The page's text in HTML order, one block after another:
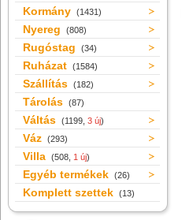
Kormány (1431)
Nyereg (808)
Rugóstag (34)
Ruházat (1584)
Szállítás (182)
Tárolás (87)
Váltás (1199, 3 új)
Váz (293)
Villa (508, 1 új)
Egyéb termékek (26)
Komplett szettek (13)